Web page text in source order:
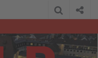
wir-hn.de –